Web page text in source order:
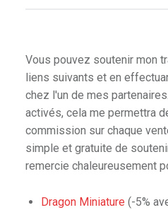
Vous pouvez soutenir mon
liens suivants et en
chez l'un de mes
activés, cela me permettra
commission sur chaque
simple et gratuite de
remercie chaleureusement
Dragon Miniature (-5%